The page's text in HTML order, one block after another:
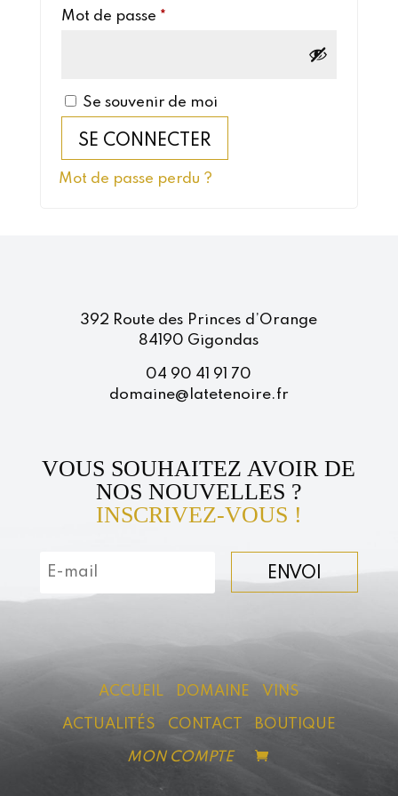
Mot de passe *Obligatoire
Se souvenir de moi
SE CONNECTER
Mot de passe perdu ?
392 Route des Princes d’Orange
84190 Gigondas
04 90 41 91 70
domaine@latetenoire.fr
VOUS SOUHAITEZ AVOIR DE
NOS NOUVELLES ?
INSCRIVEZ-VOUS !
ENVOI
ACCUEIL DOMAINE VINS
ACTUALITÉS CONTACT BOUTIQUE
MON COMPTE